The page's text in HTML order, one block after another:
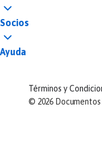
Socios
Ayuda
© 2026
Términos y